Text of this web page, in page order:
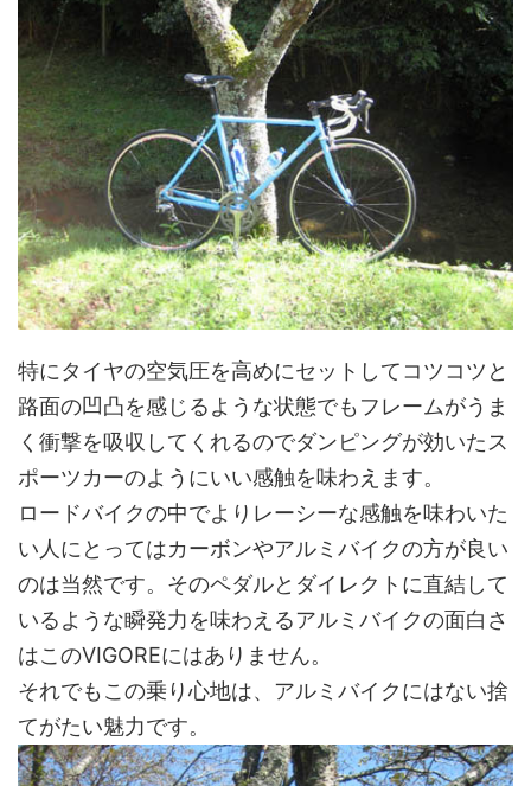
特にタイヤの空気圧を高めにセットしてコツコツと
路面の凹凸を感じるような状態でもフレームがうま
く衝撃を吸収してくれるのでダンピングが効いたス
ポーツカーのようにいい感触を味わえます。
ロードバイクの中でよりレーシーな感触を味わいた
い人にとってはカーボンやアルミバイクの方が良い
のは当然です。そのペダルとダイレクトに直結して
いるような瞬発力を味わえるアルミバイクの面白さ
はこのVIGOREにはありません。
それでもこの乗り心地は、アルミバイクにはない捨
てがたい魅力です。